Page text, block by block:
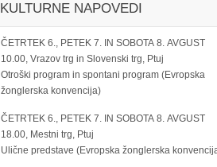
KULTURNE NAPOVEDI
ČETRTEK 6., PETEK 7. IN SOBOTA 8. AVGUST
10.00, Vrazov trg in Slovenski trg, Ptuj
Otroški program in spontani program (Evropska
žonglerska konvencija)
ČETRTEK 6., PETEK 7. IN SOBOTA 8. AVGUST
18.00, Mestni trg, Ptuj
Ulične predstave (Evropska žonglerska